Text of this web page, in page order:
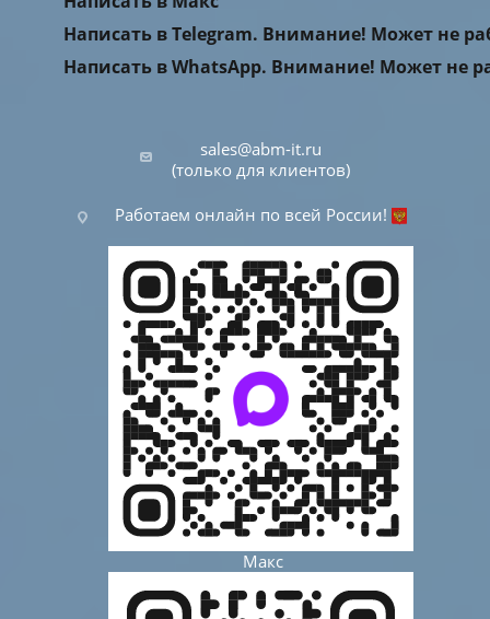
Написать в Telegram. Внимание! Может не
Написать в WhatsApp. Внимание! Может не
sales@abm-it.ru
(только для клиентов)
Работаем онлайн по всей России!
Макс